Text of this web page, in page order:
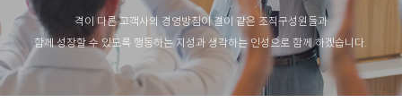
격이 다른 고객사의 경영방침이 결이 같은 조직구성원들과
함께 성장할 수 있도록 행동하는 지성과 생각하는 인성으로 함께 하겠습니다.